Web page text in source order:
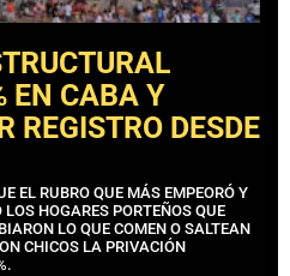
EN CABA Y
REGISTRO DESDE
EL RUBRO QUE MÁS EMPEORÓ Y
HOGARES PORTEÑOS QUE
LO QUE COMEN O SALTEAN
CHICOS LA PRIVACIÓN